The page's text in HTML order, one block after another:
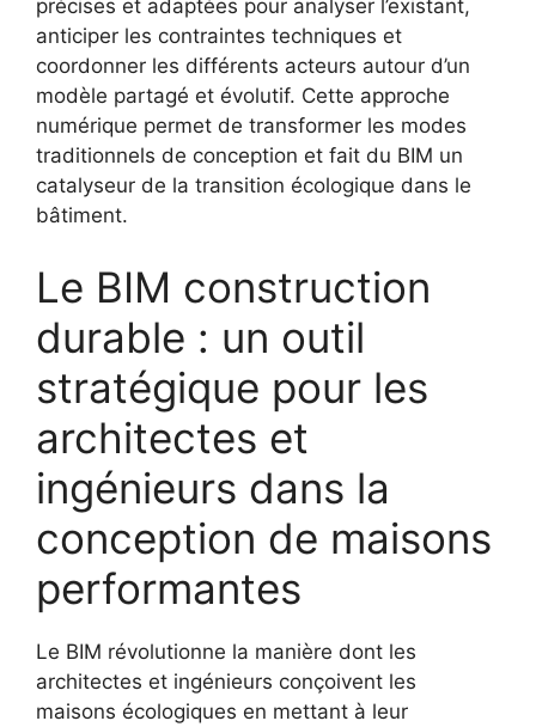
précises et adaptées pour analyser l’existant,
anticiper les contraintes techniques et
coordonner les différents acteurs autour d’un
modèle partagé et évolutif. Cette approche
numérique permet de transformer les modes
traditionnels de conception et fait du BIM un
catalyseur de la transition écologique dans le
bâtiment.
Le BIM construction
durable : un outil
stratégique pour les
architectes et
ingénieurs dans la
conception de maisons
performantes
Le BIM révolutionne la manière dont les
architectes et ingénieurs conçoivent les
maisons écologiques en mettant à leur